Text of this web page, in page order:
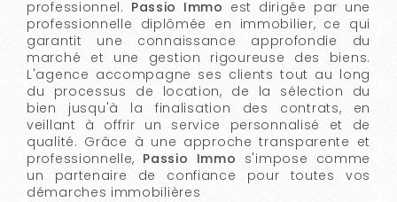
professionnel. Passio Immo est dirigée par une
professionnelle diplômée en immobilier, ce qui
garantit une connaissance approfondie du
marché et une gestion rigoureuse des biens.
L'agence accompagne ses clients tout au long
du processus de location, de la sélection du
bien jusqu'à la finalisation des contrats, en
veillant à offrir un service personnalisé et de
qualité. Grâce à une approche transparente et
professionnelle, Passio Immo s'impose comme
un partenaire de confiance pour toutes vos
démarches immobilières